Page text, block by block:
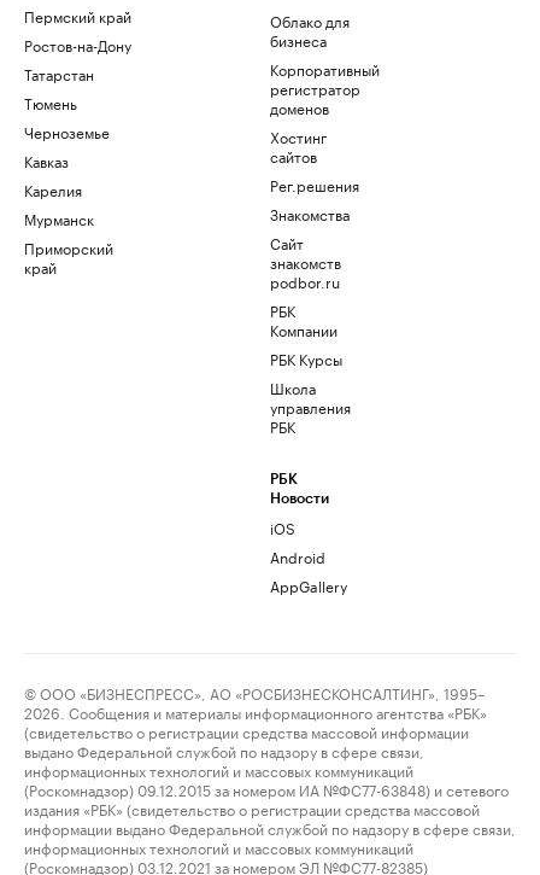
Пермский край
Ростов-на-Дону
Татарстан
Тюмень
Черноземье
Кавказ
Карелия
Мурманск
Приморский
край
Облако для
бизнеса
Корпоративный
регистратор
доменов
Хостинг
сайтов
Рег.решения
Знакомства
Сайт
знакомств
podbor.ru
РБК
Компании
РБК Курсы
Школа
управления
РБК
РБК
Новости
iOS
Android
AppGallery
© ООО «БИЗНЕСПРЕСС», АО «РОСБИЗНЕСКОНСАЛТИНГ», 1995–
2026. Сообщения и материалы информационного агентства «РБК»
(свидетельство о регистрации средства массовой информации
выдано Федеральной службой по надзору в сфере связи,
информационных технологий и массовых коммуникаций
(Роскомнадзор) 09.12.2015 за номером ИА №ФС77-63848) и сетевого
издания «РБК» (свидетельство о регистрации средства массовой
информации выдано Федеральной службой по надзору в сфере связи,
информационных технологий и массовых коммуникаций
(Роскомнадзор) 03.12.2021 за номером ЭЛ №ФС77-82385)